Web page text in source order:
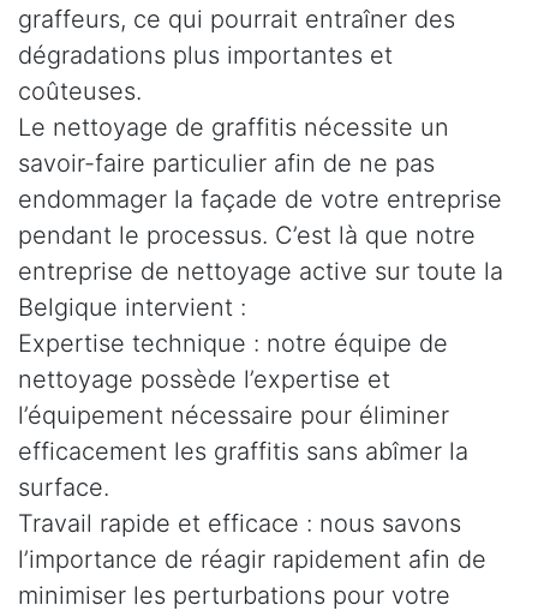
graffeurs, ce qui pourrait entraîner des
dégradations plus importantes et
coûteuses.
Le nettoyage de graffitis nécessite un
savoir-faire particulier afin de ne pas
endommager la façade de votre entreprise
pendant le processus. C’est là que notre
entreprise de nettoyage active sur toute la
Belgique intervient :
Expertise technique : notre équipe de
nettoyage possède l’expertise et
l’équipement nécessaire pour éliminer
efficacement les graffitis sans abîmer la
surface.
Travail rapide et efficace : nous savons
l’importance de réagir rapidement afin de
minimiser les perturbations pour votre